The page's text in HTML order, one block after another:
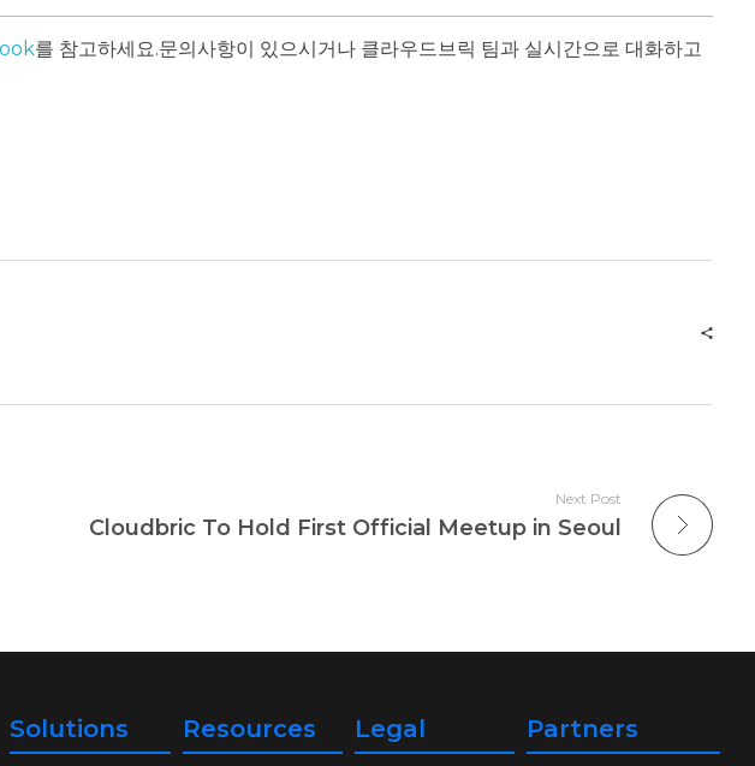
를 참고하세요.문의사항이 있으시거나 클라우드브릭 팀과 실시간으로 대화하고
Next Post
Cloudbric To Hold First Official Meetup in Seoul
Solutions Resources Legal Partners